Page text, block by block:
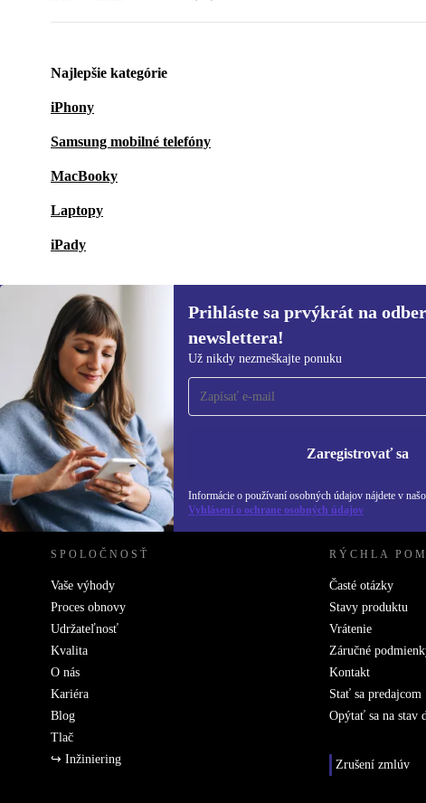
Najlepšie kategórie
iPhony
Samsung mobilné telefóny
MacBooky
Laptopy
iPady
Prihláste sa prvýkrát na odber
newslettera!
Už nikdy nezmeškajte ponuku
Zaregistrovať sa
Informácie o používaní osobných údajov nájdete v
Vyhlásení o ochrane osobných údajov
Prihláste sa prvýkrát na
newsletter!
Už nikdy nezmeškajte ponuku.
Informácie o
REFURBED SLOVENSKO – RETHINK NEW.
SPOLOČNOSŤ
Vaše výhody
Proces obnovy
Udržateľnosť
Kvalita
O nás
Kariéra
Blog
Tlač
↪ Inžiniering
RÝCHLA
Časté otázky
Stavy produktu
Vrátenie
Záručné
Kontakt
Stať sa predajcom
Opýtať sa na stav
Zrušení zmlúv